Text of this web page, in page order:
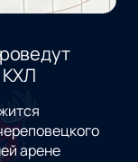
КХЛ
арене